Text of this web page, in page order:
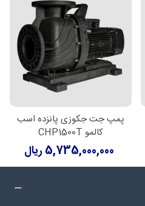
پمپ جت جکوزی پانزده اسب
کالمو CHP1500T
5,735,000,000 ریال